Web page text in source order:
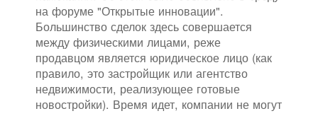
на форуме "Открытые инновации".
Большинство сделок здесь совершается
между физическими лицами, реже
продавцом является юридическое лицо (как
правило, это застройщик или агентство
недвижимости, реализующее готовые
новостройки). Время идет, компании не могут